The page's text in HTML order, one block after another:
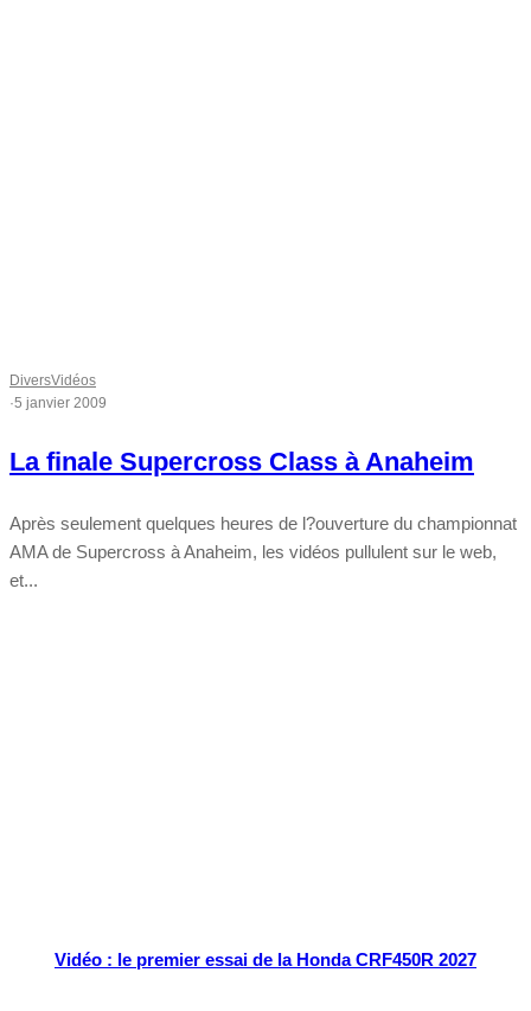
DiversVidéos
·5 janvier 2009
La finale Supercross Class à Anaheim
Après seulement quelques heures de l?ouverture du championnat
AMA de Supercross à Anaheim, les vidéos pullulent sur le web,
et...
Vidéo : le premier essai de la Honda CRF450R 2027